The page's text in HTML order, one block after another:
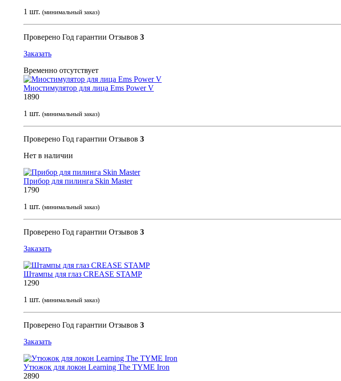
1 шт. (минимальный заказ)
Проверено Год гарантии Отзывов 3
Заказать
Временно отсутствует
Миостимулятор для лица Ems Power V
1890
1 шт. (минимальный заказ)
Проверено Год гарантии Отзывов 3
Нет в наличии
Прибор для пилинга Skin Master
1790
1 шт. (минимальный заказ)
Проверено Год гарантии Отзывов 3
Заказать
Штампы для глаз CREASE STAMP
1290
1 шт. (минимальный заказ)
Проверено Год гарантии Отзывов 3
Заказать
Утюжок для локон Learning The TYME Iron
2890